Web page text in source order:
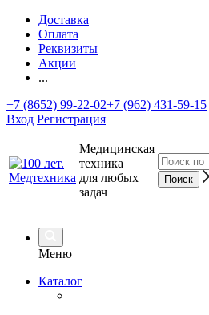
Доставка
Оплата
Реквизиты
Акции
...
+7 (8652) 99-22-02+7 (962) 431-59-15
Вход Регистрация
Медицинская
техника
для любых
задач
Меню
Каталог